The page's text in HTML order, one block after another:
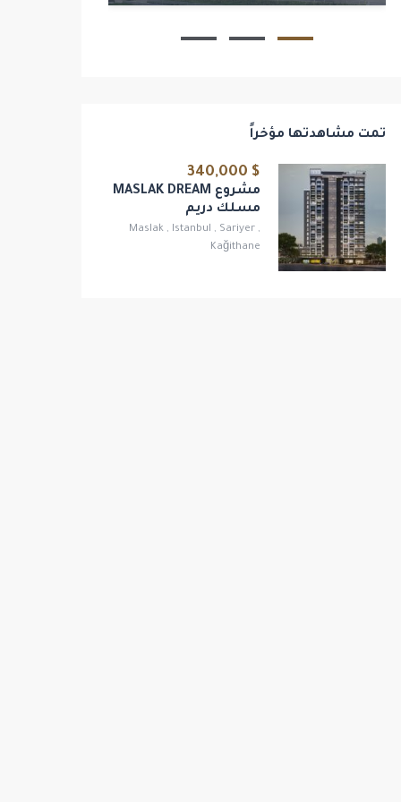
تمت مشاهدتها مؤخراً
$ 340,000
مشروع MASLAK DREAM
مسلك دريم
Maslak , Istanbul , Sariyer ,
Kağithane